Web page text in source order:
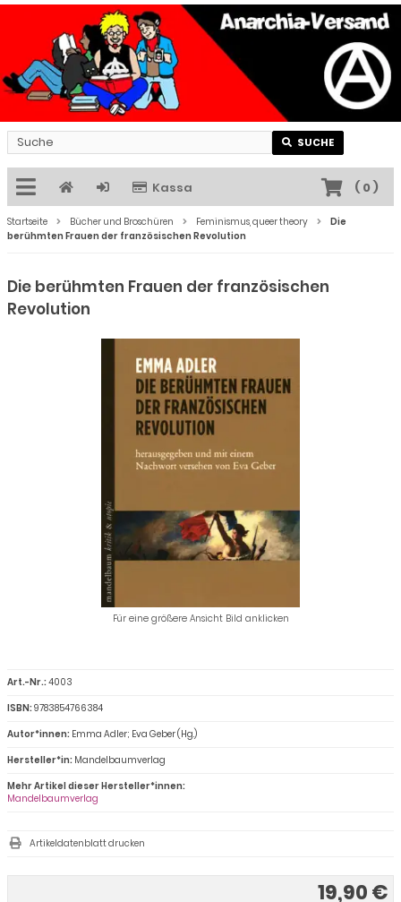
SUCHE
Kassa ( 0)
Startseite Bücher und Broschüren Feminismus, queer theory
Die
berühmten Frauen der französischen Revolution
Die berühmten Frauen der französischen
Revolution
Für eine größere Ansicht Bild anklicken
19,90 €
Art.-Nr.:4003
ISBN:9783854766384
Autor*innen: Emma Adler; Eva Geber (Hg.)
Hersteller*in: Mandelbaumverlag
Mehr Artikel dieser Hersteller*innen:
Mandelbaumverlag
Artikeldatenblatt drucken